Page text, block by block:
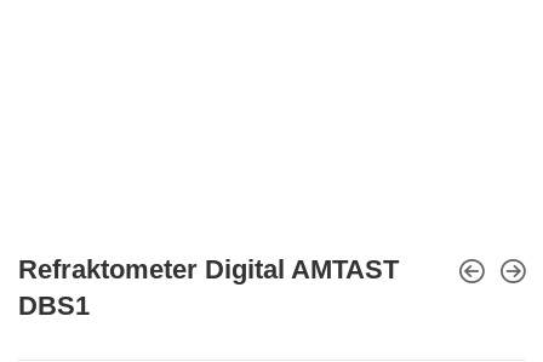
Refraktometer Digital AMTAST
DBS1